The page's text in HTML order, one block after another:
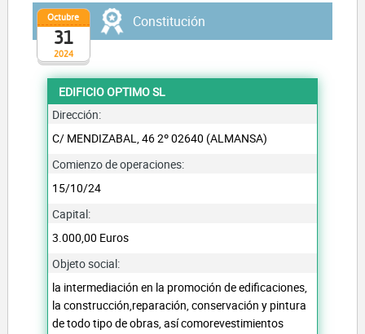
2024
Octubre
31
Constitución
EDIFICIO OPTIMO SL
Dirección:
C/ MENDIZABAL, 46 2º 02640 (ALMANSA)
Comienzo de operaciones:
15/10/24
Capital:
3.000,00 Euros
Objeto social:
la intermediación en la promoción de edificaciones,
la construcción,reparación, conservación y pintura
de todo tipo de obras, así comorevestimientos